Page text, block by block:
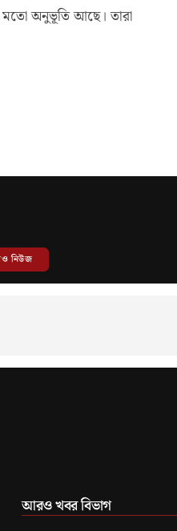
মতো অনুভূতি আছে। তারা
নিউজ
আরও খবর বিভাগ